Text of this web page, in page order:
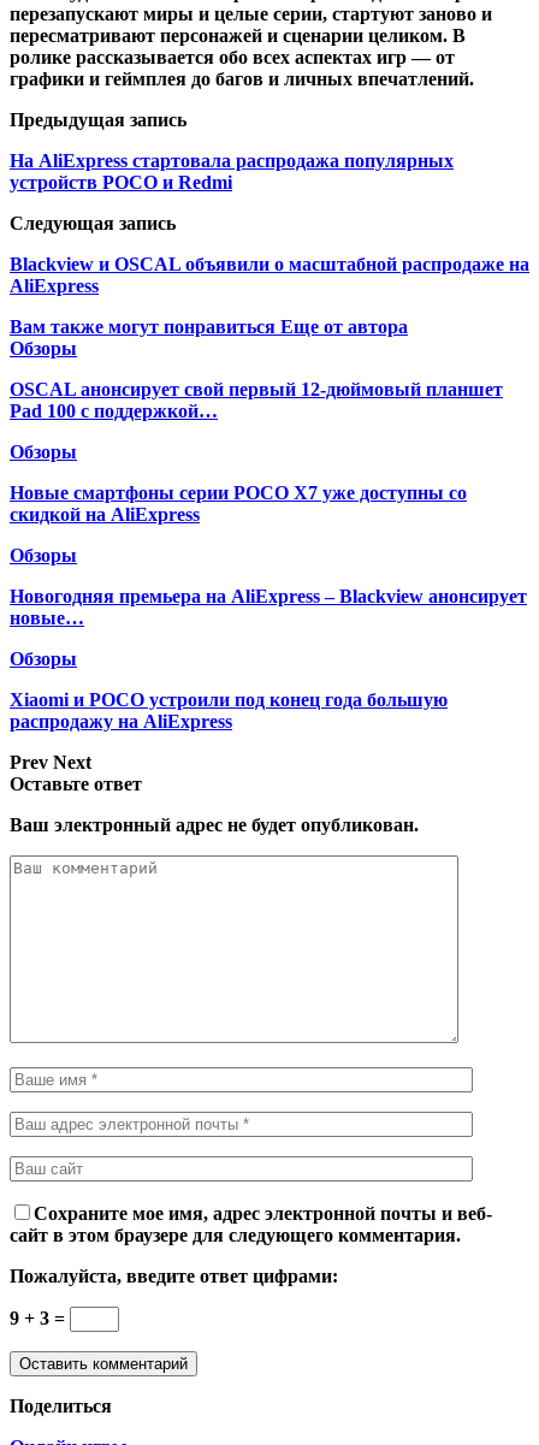
перезапускают миры и целые серии, стартуют заново и
пересматривают персонажей и сценарии целиком. В
ролике рассказывается обо всех аспектах игр — от
графики и геймплея до багов и личных впечатлений.
Предыдущая запись
На AliExpress стартовала распродажа популярных
устройств POCO и Redmi
Следующая запись
Blackview и OSCAL объявили о масштабной распродаже на
AliExpress
Вам также могут понравиться Еще от автора
Обзоры
OSCAL анонсирует свой первый 12-дюймовый планшет
Pad 100 с поддержкой…
Обзоры
Новые смартфоны серии POCO X7 уже доступны со
скидкой на AliExpress
Обзоры
Новогодняя премьера на AliExpress – Blackview анонсирует
новые…
Обзоры
Xiaomi и POCO устроили под конец года большую
распродажу на AliExpress
Prev Next
Оставьте ответ
Ваш электронный адрес не будет опубликован.
Сохраните мое имя, адрес электронной почты и веб-
сайт в этом браузере для следующего комментария.
Пожалуйста, введите ответ цифрами:
9 + 3 =
Поделиться